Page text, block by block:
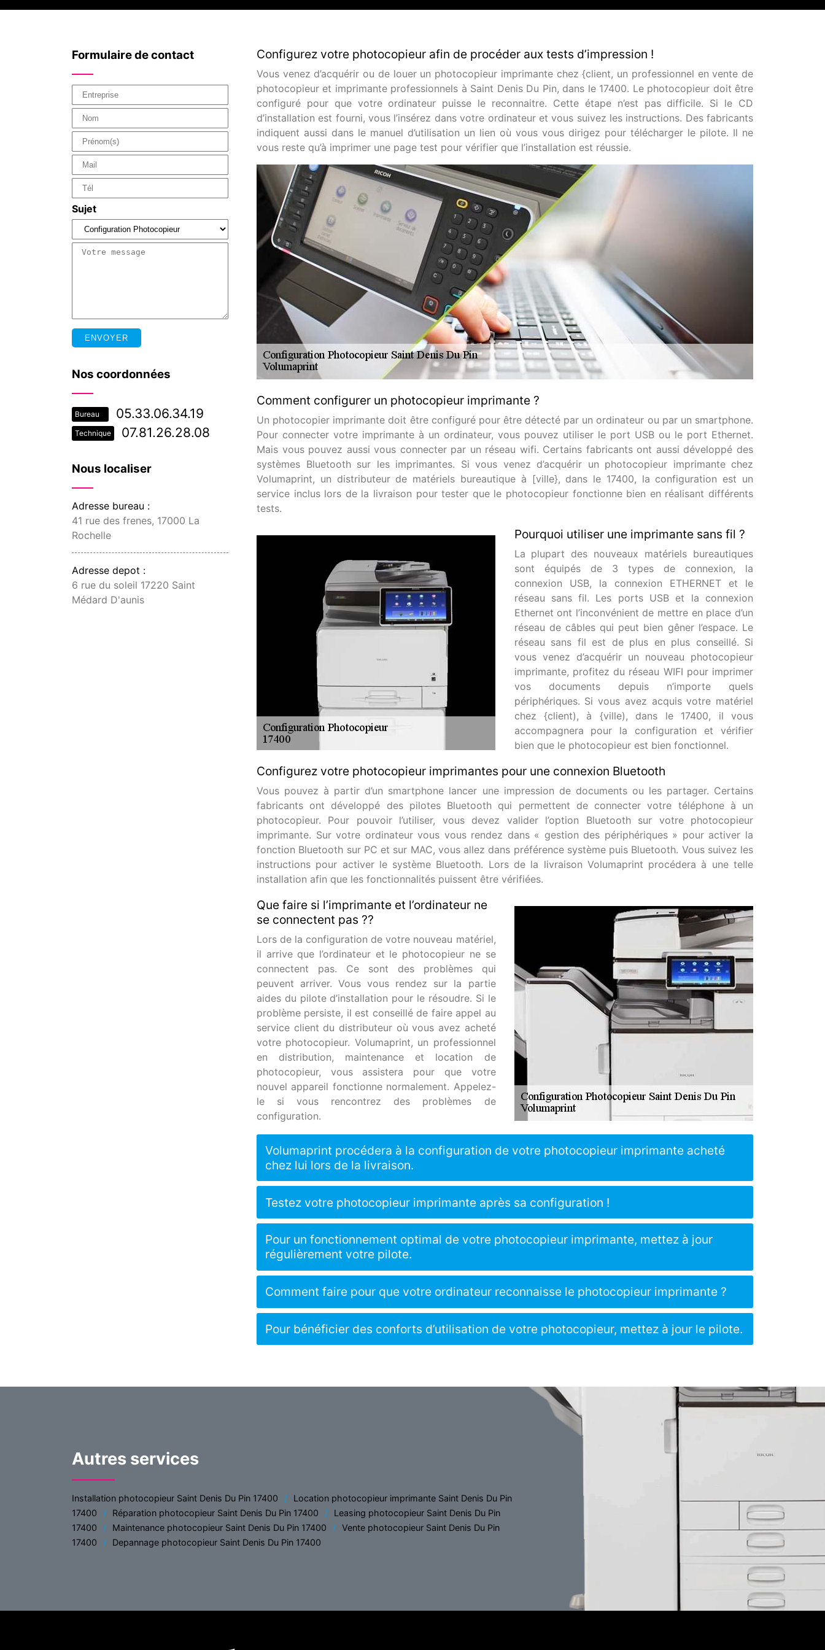
Formulaire de contact
Sujet
Nos coordonnées
Bureau 05.33.06.34.19
Technique 07.81.26.28.08
Nous localiser
Adresse bureau :
41 rue des frenes, 17000 La
Rochelle
Adresse depot :
6 rue du soleil 17220 Saint
Médard D'aunis
Configurez votre photocopieur afin de procéder aux tests d’impression !
Vous venez d’acquérir ou de louer un photocopieur imprimante chez {client, un professionnel en vente de
photocopieur et imprimante professionnels à Saint Denis Du Pin, dans le 17400. Le photocopieur doit être
configuré pour que votre ordinateur puisse le reconnaitre. Cette étape n’est pas difficile. Si le CD
d’installation est fourni, vous l’insérez dans votre ordinateur et vous suivez les instructions. Des fabricants
indiquent aussi dans le manuel d’utilisation un lien où vous vous dirigez pour télécharger le pilote. Il ne
vous reste qu’à imprimer une page test pour vérifier que l’installation est réussie.
Comment configurer un photocopieur imprimante ?
Un photocopier imprimante doit être configuré pour être détecté par un ordinateur ou par un smartphone.
Pour connecter votre imprimante à un ordinateur, vous pouvez utiliser le port USB ou le port Ethernet.
Mais vous pouvez aussi vous connecter par un réseau wifi. Certains fabricants ont aussi développé des
systèmes Bluetooth sur les imprimantes. Si vous venez d’acquérir un photocopieur imprimante chez
Volumaprint, un distributeur de matériels bureautique à [ville}, dans le 17400, la configuration est un
service inclus lors de la livraison pour tester que le photocopieur fonctionne bien en réalisant différents
tests.
Pourquoi utiliser une imprimante sans fil ?
La plupart des nouveaux matériels bureautiques
sont équipés de 3 types de connexion, la
connexion USB, la connexion ETHERNET et le
réseau sans fil. Les ports USB et la connexion
Ethernet ont l’inconvénient de mettre en place d’un
réseau de câbles qui peut bien gêner l’espace. Le
réseau sans fil est de plus en plus conseillé. Si
vous venez d’acquérir un nouveau photocopieur
imprimante, profitez du réseau WIFI pour imprimer
vos documents depuis n’importe quels
périphériques. Si vous avez acquis votre matériel
chez {client), à {ville), dans le 17400, il vous
accompagnera pour la configuration et vérifier
bien que le photocopieur est bien fonctionnel.
Configurez votre photocopieur imprimantes pour une connexion Bluetooth
Vous pouvez à partir d’un smartphone lancer une impression de documents ou les partager. Certains
fabricants ont développé des pilotes Bluetooth qui permettent de connecter votre téléphone à un
photocopieur. Pour pouvoir l’utiliser, vous devez valider l’option Bluetooth sur votre photocopieur
imprimante. Sur votre ordinateur vous vous rendez dans « gestion des périphériques » pour activer la
fonction Bluetooth sur PC et sur MAC, vous allez dans préférence système puis Bluetooth. Vous suivez les
instructions pour activer le système Bluetooth. Lors de la livraison Volumaprint procédera à une telle
installation afin que les fonctionnalités puissent être vérifiées.
Que faire si l’imprimante et l’ordinateur ne
se connectent pas ??
Lors de la configuration de votre nouveau matériel,
il arrive que l’ordinateur et le photocopieur ne se
connectent pas. Ce sont des problèmes qui
peuvent arriver. Vous vous rendez sur la partie
aides du pilote d’installation pour le résoudre. Si le
problème persiste, il est conseillé de faire appel au
service client du distributeur où vous avez acheté
votre photocopieur. Volumaprint, un professionnel
en distribution, maintenance et location de
photocopieur, vous assistera pour que votre
nouvel appareil fonctionne normalement. Appelez-
le si vous rencontrez des problèmes de
configuration.
Volumaprint procédera à la configuration de votre photocopieur imprimante acheté
chez lui lors de la livraison.
Testez votre photocopieur imprimante après sa configuration !
Pour un fonctionnement optimal de votre photocopieur imprimante, mettez à jour
régulièrement votre pilote.
Comment faire pour que votre ordinateur reconnaisse le photocopieur imprimante ?
Pour bénéficier des conforts d’utilisation de votre photocopieur, mettez à jour le pilote.
Autres services
Installation photocopieur Saint Denis Du Pin 17400
Location photocopieur imprimante Saint Denis Du Pin
17400
Réparation photocopieur Saint Denis Du Pin 17400
Leasing photocopieur Saint Denis Du Pin
17400
Maintenance photocopieur Saint Denis Du Pin 17400
Vente photocopieur Saint Denis Du Pin
17400
Depannage photocopieur Saint Denis Du Pin 17400